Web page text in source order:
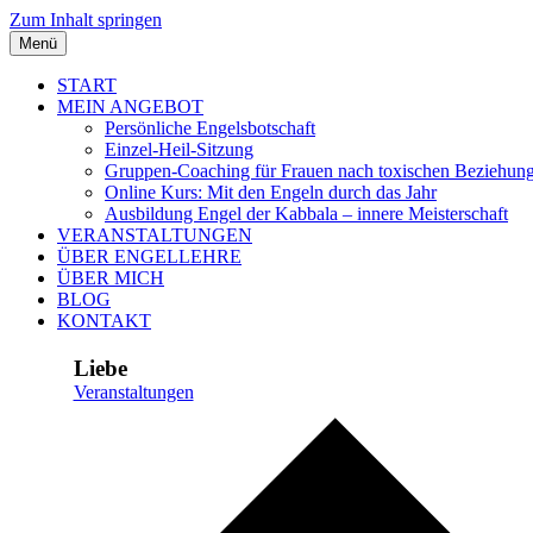
Zum Inhalt springen
Menü
START
MEIN ANGEBOT
Persönliche Engelsbotschaft
Einzel-Heil-Sitzung
Gruppen-Coaching für Frauen nach toxischen
Online Kurs: Mit den Engeln durch das Jahr
Ausbildung Engel der Kabbala – innere Meisterschaft
VERANSTALTUNGEN
ÜBER ENGELLEHRE
ÜBER MICH
BLOG
KONTAKT
Liebe
Veranstaltungen